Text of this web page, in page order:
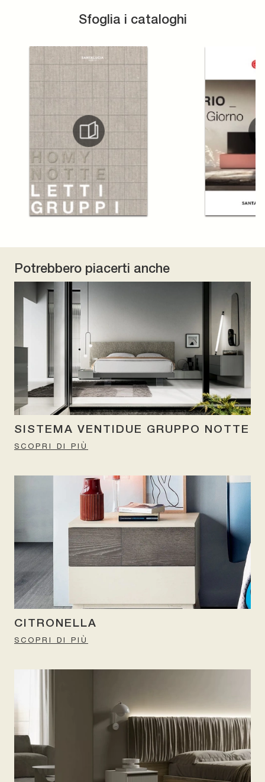
Sfoglia i cataloghi
Potrebbero piacerti anche
SISTEMA VENTIDUE GRUPPO NOTTE
SCOPRI DI PIÙ
CITRONELLA
SCOPRI DI PIÙ